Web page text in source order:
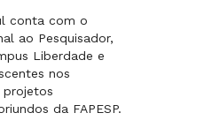
conta com o
ao Pesquisador,
Liberdade e
nos
projetos
da FAPESP.